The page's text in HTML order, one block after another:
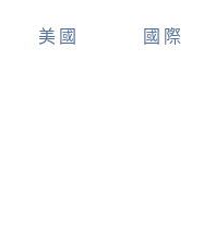
美國 國際